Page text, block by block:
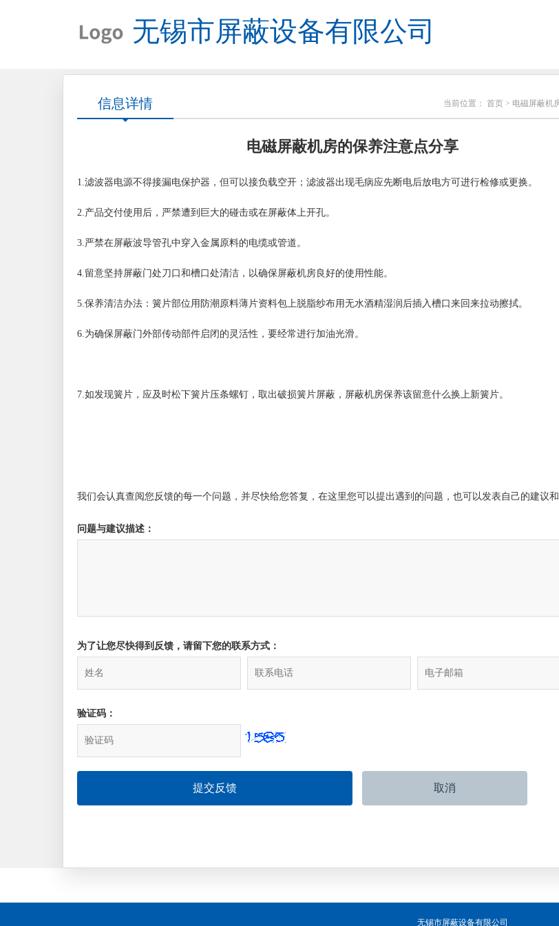
无锡市屏蔽设备有限公司
信息详情 当前位置： 首页 > 电磁屏蔽机
电磁屏蔽机房的保养注意点分享
1.滤波器电源不得接漏电保护器，但可以接负载空开；滤波器出现毛病应先断电后放电方可进行检修或更换。
2.产品交付使用后，严禁遭到巨大的碰击或在屏蔽体上开孔。
3.严禁在屏蔽波导管孔中穿入金属原料的电缆或管道。
4.留意坚持屏蔽门处刀口和槽口处清洁，以确保屏蔽机房良好的使用性能。
5.保养清洁办法：簧片部位用防潮原料薄片资料包上脱脂纱布用无水酒精湿润后插入槽口来回来拉动擦拭。
6.为确保屏蔽门外部传动部件启闭的灵活性，要经常进行加油光滑。
7.如发现簧片，应及时松下簧片压条螺钉，取出破损簧片屏蔽，屏蔽机房保养该留意什么换上新簧片。
我们会认真查阅您反馈的每一个问题，并尽快给您答复，在这里您可以提出遇到的问题，也可以发表自己的建议和
问题与建议描述：
为了让您尽快得到反馈，请留下您的联系方式：
验证码：
无锡市屏蔽设备有限公司